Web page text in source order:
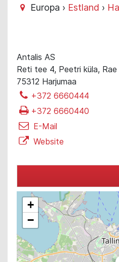
Europa › Estland ›
Antalis AS
Reti tee 4, Peetri küla, Rae
75312 Harjumaa
+372 6660444
+372 6660440
E-Mail
Website
+
−